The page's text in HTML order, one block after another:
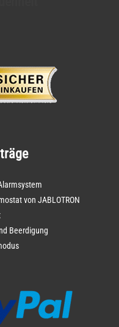
von JABLOTRON
Beerdigung